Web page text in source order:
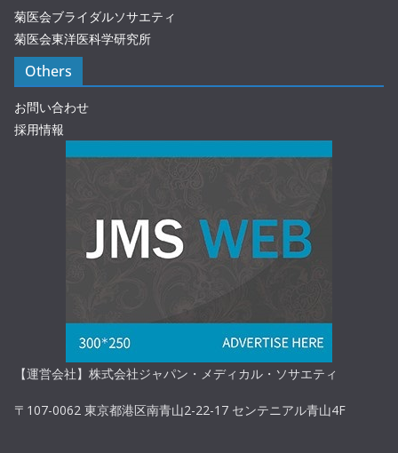
菊医会ブライダルソサエティ
菊医会東洋医科学研究所
Others
お問い合わせ
採用情報
【運営会社】株式会社ジャパン・メディカル・ソサエティ
〒107-0062 東京都港区南青山2-22-17 センテニアル青山4F